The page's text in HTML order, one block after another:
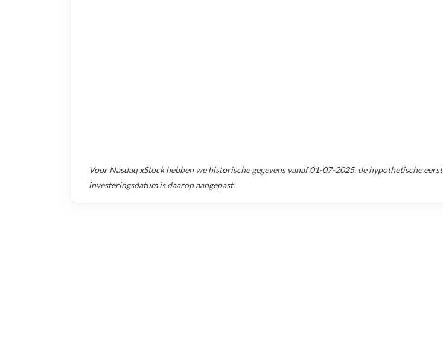
VoorNasdaq xStockhebben we historische gegevens vanaf01-07-2025, de hypothetische eerst
investeringsdatum is daarop aangepast.